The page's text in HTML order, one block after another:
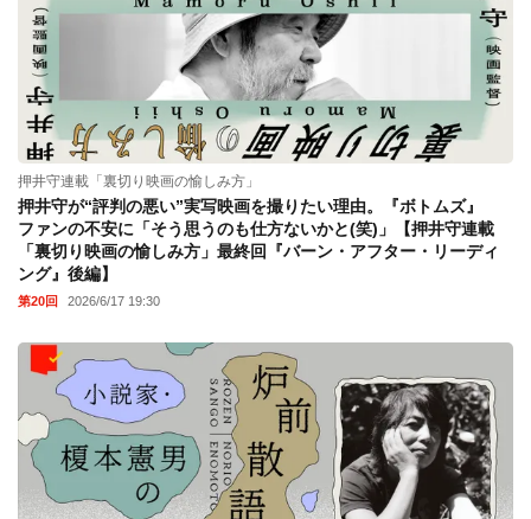
押井守連載「裏切り映画の愉しみ方」
押井守が“評判の悪い”実写映画を撮りたい理由。『ボトムズ』
ファンの不安に「そう思うのも仕方ないかと(笑)」【押井守連載
「裏切り映画の愉しみ方」最終回『バーン・アフター・リーディ
ング』後編】
第20回 2026/6/17 19:30